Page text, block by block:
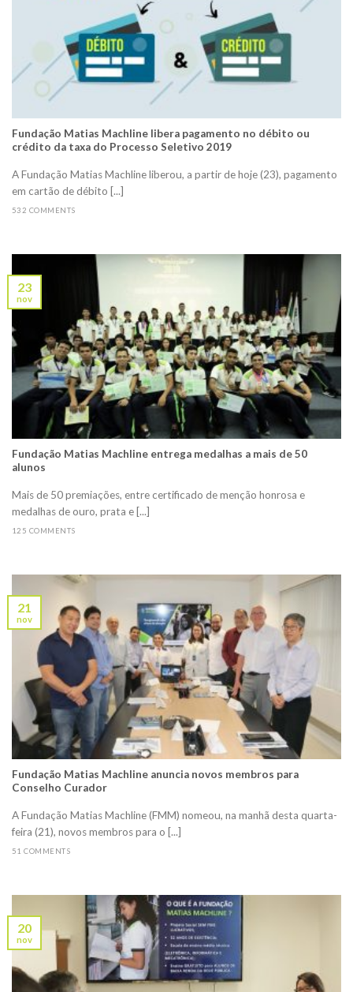
Fundação Matias Machline libera pagamento no débito ou
crédito da taxa do Processo Seletivo 2019
A Fundação Matias Machline liberou, a partir de hoje (23), pagamento
em cartão de débito [...]
532 COMMENTS
Fundação Matias Machline entrega medalhas a mais de 50
alunos
Mais de 50 premiações, entre certificado de menção honrosa e
medalhas de ouro, prata e [...]
125 COMMENTS
23
nov
Fundação Matias Machline anuncia novos membros para
Conselho Curador
A Fundação Matias Machline (FMM) nomeou, na manhã desta quarta-
feira (21), novos membros para o [...]
51 COMMENTS
21
nov
20
nov